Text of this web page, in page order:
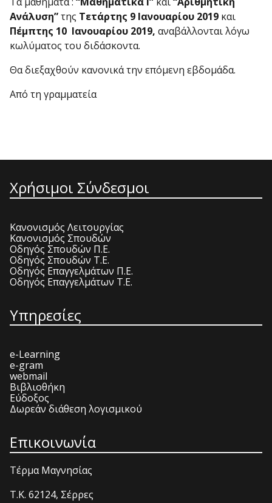
Ανάλυση”της Τετάρτης 9 Ιανουαρίου 2019 και
Πέμπτης 10 Ιανουαρίου 2019, αναβάλλονται λόγω
κωλύματος του διδάσκοντα.
Θα διεξαχθούν κανονικά την επόμενη εβδομάδα.
Από τη γραμματεία
Χρήσιμοι Σύνδεσμοι
Κανονισμός Λειτουργίας
Κανονισμός Σπουδών
Οδηγός Σπουδών Π.Ε.
Οδηγός Σπουδών Τ.Ε.
Οδηγός Επαγγελμάτων Π.Ε.
Οδηγός Επαγγελμάτων Τ.Ε.
Υπηρεσίες
e-Learning
e-gram
webmail
Βιβλιοθήκη
Εύδοξος
Δωρεάν διάθεση λογισμικού
Επικοινωνία
Τέρμα Μαγνησίας
T.K. 62124, Σέρρες